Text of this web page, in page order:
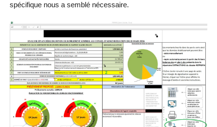
spécifique nous a semblé nécessaire.